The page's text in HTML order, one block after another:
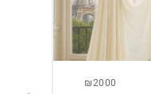
₪2000